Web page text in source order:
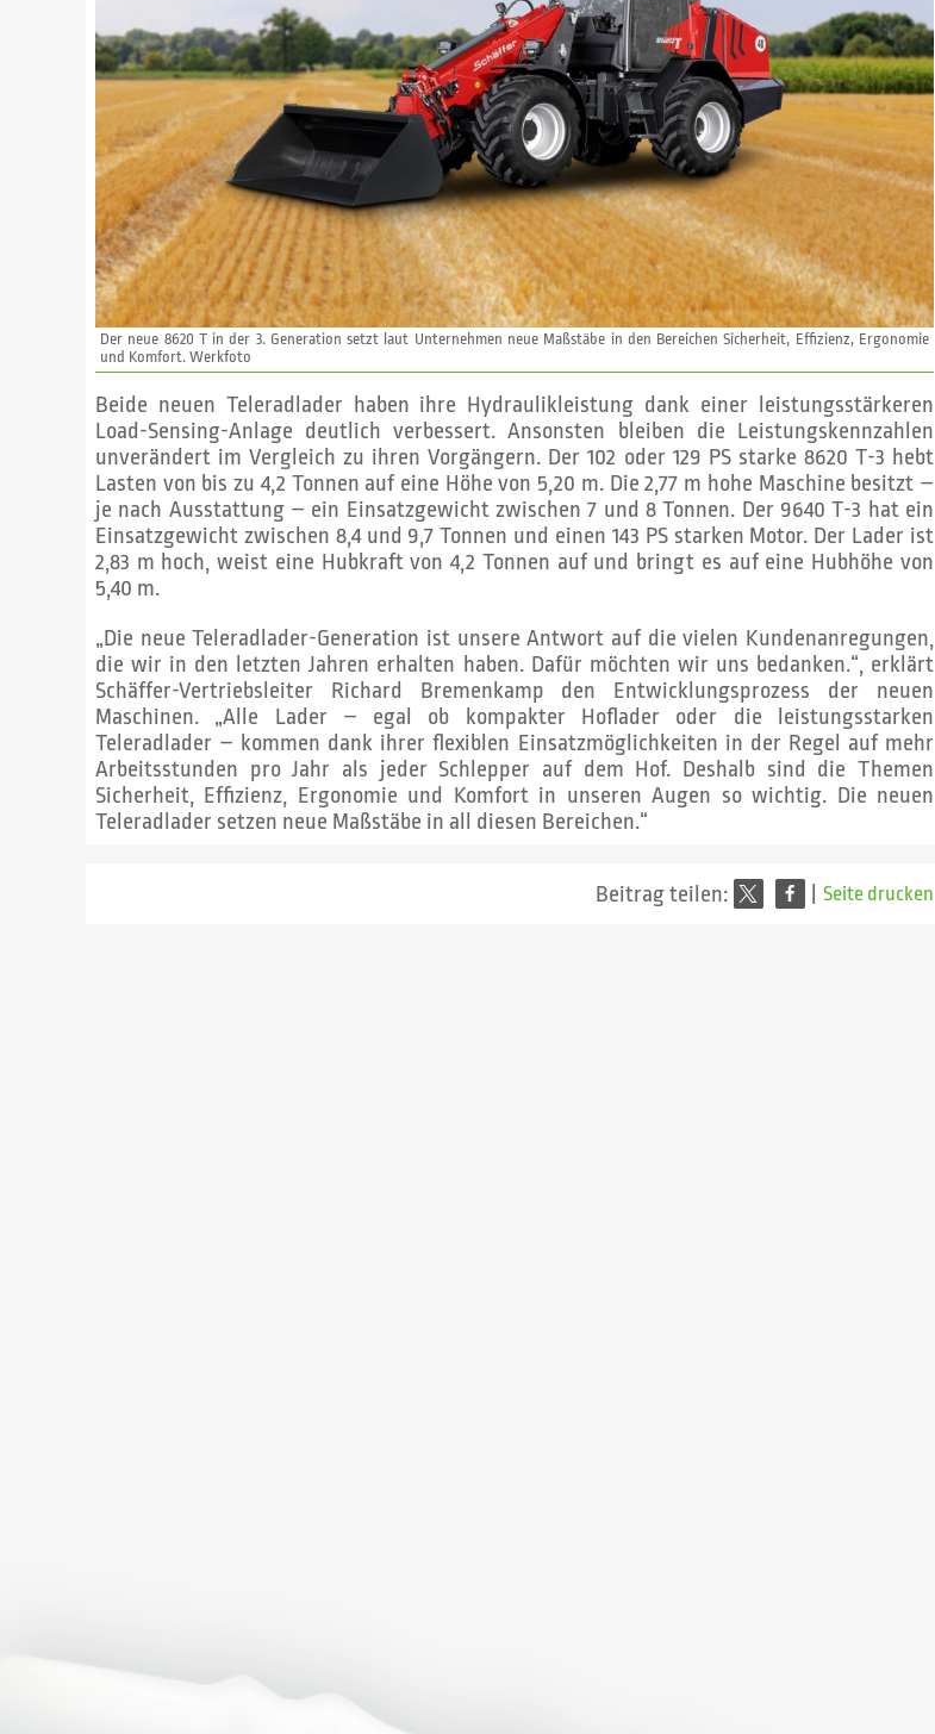
Der neue 8620 T in der 3. Generation setzt laut Unternehmen neue Maßstäbe in den Bereichen Sicherheit, Effizienz, Ergonomie
und Komfort. Werkfoto
Beide neuen Teleradlader haben ihre Hydraulikleistung dank einer leistungsstärkeren
Load-Sensing-Anlage deutlich verbessert. Ansonsten bleiben die Leistungskennzahlen
unverändert im Vergleich zu ihren Vorgängern. Der 102 oder 129 PS starke 8620 T-3 hebt
Lasten von bis zu 4,2 Tonnen auf eine Höhe von 5,20 m. Die 2,77 m hohe Maschine besitzt –
je nach Ausstattung – ein Einsatzgewicht zwischen 7 und 8 Tonnen. Der 9640 T-3 hat ein
Einsatzgewicht zwischen 8,4 und 9,7 Tonnen und einen 143 PS starken Motor. Der Lader ist
2,83 m hoch, weist eine Hubkraft von 4,2 Tonnen auf und bringt es auf eine Hubhöhe von
5,40 m.
„Die neue Teleradlader-Generation ist unsere Antwort auf die vielen Kundenanregungen,
die wir in den letzten Jahren erhalten haben. Dafür möchten wir uns bedanken.“, erklärt
Schäffer-Vertriebsleiter Richard Bremenkamp den Entwicklungsprozess der neuen
Maschinen. „Alle Lader – egal ob kompakter Hoflader oder die leistungsstarken
Teleradlader – kommen dank ihrer flexiblen Einsatzmöglichkeiten in der Regel auf mehr
Arbeitsstunden pro Jahr als jeder Schlepper auf dem Hof. Deshalb sind die Themen
Sicherheit, Effizienz, Ergonomie und Komfort in unseren Augen so wichtig. Die neuen
Teleradlader setzen neue Maßstäbe in all diesen Bereichen.“
Beitrag teilen: Seite drucken